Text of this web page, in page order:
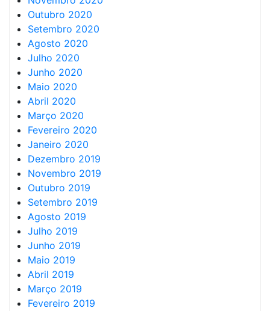
Outubro 2020
Setembro 2020
Agosto 2020
Julho 2020
Junho 2020
Maio 2020
Abril 2020
Março 2020
Fevereiro 2020
Janeiro 2020
Dezembro 2019
Novembro 2019
Outubro 2019
Setembro 2019
Agosto 2019
Julho 2019
Junho 2019
Maio 2019
Abril 2019
Março 2019
Fevereiro 2019